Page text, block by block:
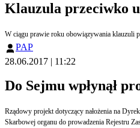
Klauzula przeciwko
W ciągu prawie roku obowiązywania klauzuli
PAP
28.06.2017 | 11:22
Do Sejmu wpłynął
Rządowy projekt dotyczący nałożenia na
Skarbowej organu do prowadzenia Rejestru